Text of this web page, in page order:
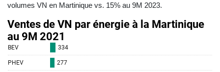
volumes VN en Martinique vs. 15% au 9M 2023.